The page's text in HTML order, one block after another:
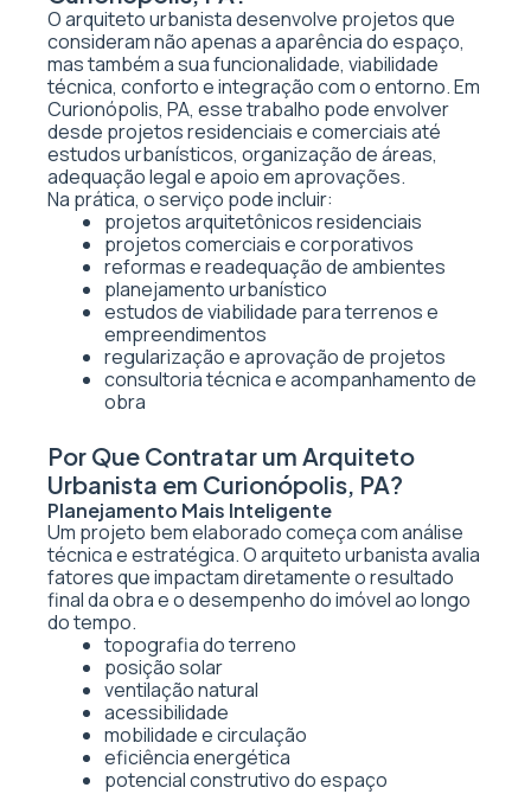
O arquiteto urbanista desenvolve projetos que
consideram não apenas a aparência do espaço,
mas também a sua funcionalidade, viabilidade
técnica, conforto e integração com o entorno. Em
Curionópolis, PA, esse trabalho pode envolver
desde projetos residenciais e comerciais até
estudos urbanísticos, organização de áreas,
adequação legal e apoio em aprovações.
Na prática, o serviço pode incluir:
projetos arquitetônicos residenciais
projetos comerciais e corporativos
reformas e readequação de ambientes
planejamento urbanístico
estudos de viabilidade para terrenos e
empreendimentos
regularização e aprovação de projetos
consultoria técnica e acompanhamento de
obra
Por Que Contratar um Arquiteto
Urbanista em Curionópolis, PA?
Planejamento Mais Inteligente
Um projeto bem elaborado começa com análise
técnica e estratégica. O arquiteto urbanista avalia
fatores que impactam diretamente o resultado
final da obra e o desempenho do imóvel ao longo
do tempo.
topografia do terreno
posição solar
ventilação natural
acessibilidade
mobilidade e circulação
eficiência energética
potencial construtivo do espaço